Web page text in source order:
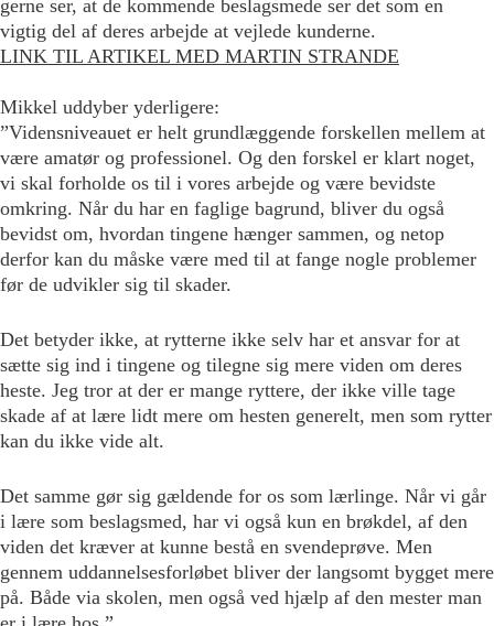
gerne ser, at de kommende beslagsmede ser det som en
vigtig del af deres arbejde at vejlede kunderne.
LINK TIL ARTIKEL MED MARTIN STRANDE
Mikkel uddyber yderligere:
”Vidensniveauet er helt grundlæggende forskellen mellem at
være amatør og professionel. Og den forskel er klart noget,
vi skal forholde os til i vores arbejde og være bevidste
omkring. Når du har en faglige bagrund, bliver du også
bevidst om, hvordan tingene hænger sammen, og netop
derfor kan du måske være med til at fange nogle problemer
før de udvikler sig til skader.
Det betyder ikke, at rytterne ikke selv har et ansvar for at
sætte sig ind i tingene og tilegne sig mere viden om deres
heste. Jeg tror at der er mange ryttere, der ikke ville tage
skade af at lære lidt mere om hesten generelt, men som rytter
kan du ikke vide alt.
Det samme gør sig gældende for os som lærlinge. Når vi går
i lære som beslagsmed, har vi også kun en brøkdel, af den
viden det kræver at kunne bestå en svendeprøve. Men
gennem uddannelsesforløbet bliver der langsomt bygget mere
på. Både via skolen, men også ved hjælp af den mester man